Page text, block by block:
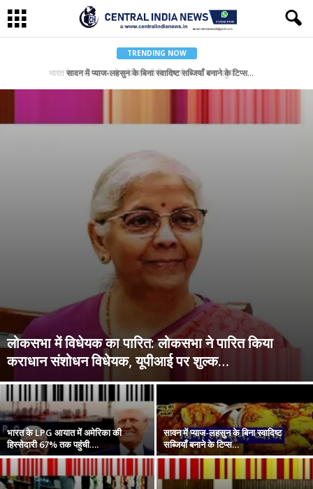
TRENDING NOW
सावन में प्याज-लहसुन के बिना स्वादिष्ट सब्जियाँ बनाने के टिप्स…
लोकसभा में विधेयक का पारित: लोकसभा ने पारित किया
कराधान संशोधन विधेयक, यूपीआई पर शुल्क…
भारत के LPG आयात में अमेरिका की
हिस्सेदारी 67% तक पहुंची….
सावन में प्याज-लहसुन के बिना स्वादिष्ट
सब्जियाँ बनाने के टिप्स…